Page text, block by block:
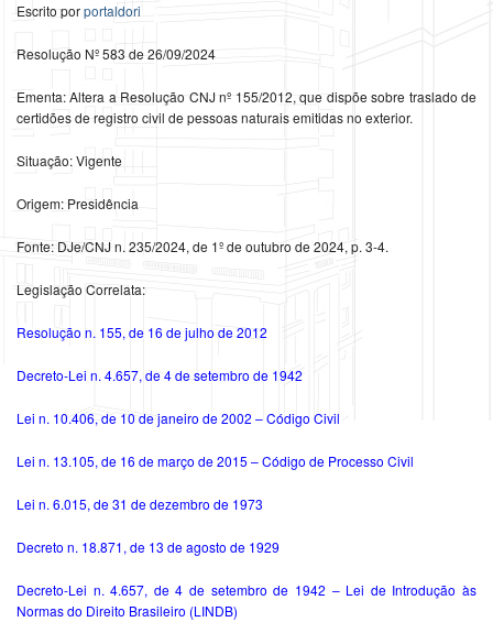
Escrito porportaldori
Resolução Nº 583 de 26/09/2024
Ementa: Altera a Resolução CNJ nº 155/2012, que dispõe sobre traslado de
certidões de registro civil de pessoas naturais emitidas no exterior.
Situação: Vigente
Origem: Presidência
Fonte: DJe/CNJ n. 235/2024, de 1º de outubro de 2024, p. 3-4.
Legislação Correlata:
Resolução n. 155, de 16 de julho de 2012
Decreto-Lei n. 4.657, de 4 de setembro de 1942
Lei n. 10.406, de 10 de janeiro de 2002 – Código Civil
Lei n. 13.105, de 16 de março de 2015 – Código de Processo Civil
Lei n. 6.015, de 31 de dezembro de 1973
Decreto n. 18.871, de 13 de agosto de 1929
Decreto-Lei n. 4.657, de 4 de setembro de 1942 – Lei de Introdução às
Normas do Direito Brasileiro (LINDB)